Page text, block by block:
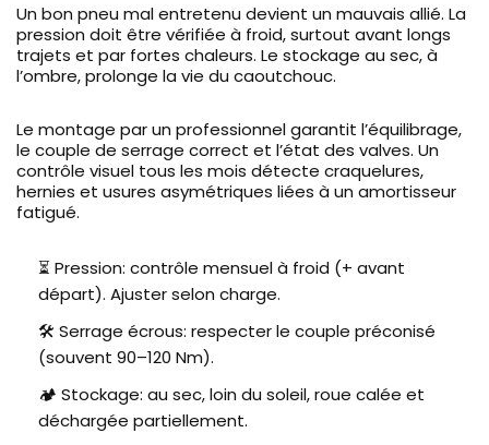
Un bon pneu mal entretenu devient un mauvais allié. La
pression doit être vérifiée à froid, surtout avant longs
trajets et par fortes chaleurs. Le stockage au sec, à
l’ombre, prolonge la vie du caoutchouc.
Le montage par un professionnel garantit l’équilibrage,
le couple de serrage correct et l’état des valves. Un
contrôle visuel tous les mois détecte craquelures,
hernies et usures asymétriques liées à un amortisseur
fatigué.
⏳ Pression: contrôle mensuel à froid (+ avant
départ). Ajuster selon charge.
🛠️ Serrage écrous: respecter le couple préconisé
(souvent 90–120 Nm).
🏕️ Stockage: au sec, loin du soleil, roue calée et
déchargée partiellement.